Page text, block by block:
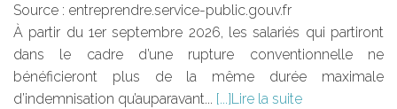
Source : entreprendre.service-public.gouv.fr
À partir du 1er septembre 2026, les salariés qui partiront
dans le cadre d’une rupture conventionnelle ne
bénéficieront plus de la même durée maximale
d’indemnisation qu’auparavant...
Lire la suite